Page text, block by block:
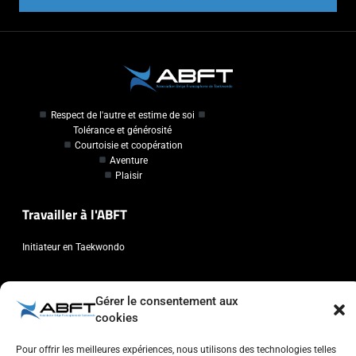
Gérer le consentement aux
cookies
Pour offrir les meilleures expériences, nous utilisons des technologies telles
Respect de l'autre et estime de soi
Tolérance et générosité
Courtoisie et coopération
Aventure
Plaisir
Travailler à l'ABFT
Initiateur en Taekwondo
Contact
Association Belge Francophone de Taekwondo